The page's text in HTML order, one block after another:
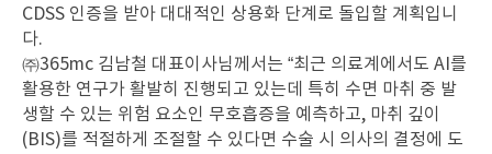
CDSS 인증을 받아 대대적인 상용화 단계로 돌입할 계획입니
다.
㈜365mc 김남철 대표이사님께서는 “최근 의료계에서도 AI를
활용한 연구가 활발히 진행되고 있는데 특히 수면 마취 중 발
생할 수 있는 위험 요소인 무호흡증을 예측하고, 마취 깊이
(BIS)를 적절하게 조절할 수 있다면 수술 시 의사의 결정에 도